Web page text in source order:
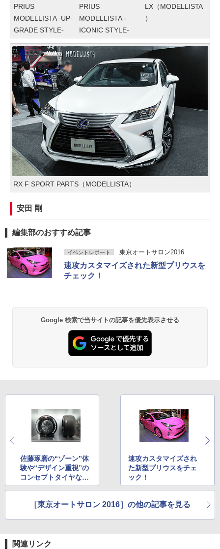
PRIUS
MODELLISTA -UP-
GRADE STYLE-
PRIUS
MODELLISTA -
ICONIC STYLE-
LX（MODELLISTA
）
RX F SPORT PARTS（MODELLISTA）
安田 剛
編集部のおすすめ記事
イベントレポート 東京オートサロン2016
速攻カスタマイズされた新型プリウスを
チェック！
Google 検索で当サイトの記事を優先表示させる
佐藤琢磨の“ゾーン”体
験や“デザイン重視”の
コンセプトタイヤなど
が楽しめるタイヤメー
速攻カスタマイズされ
た新型プリウスをチェ
ック！
［東京オートサロン 2016］の他の記事を見る
関連リンク